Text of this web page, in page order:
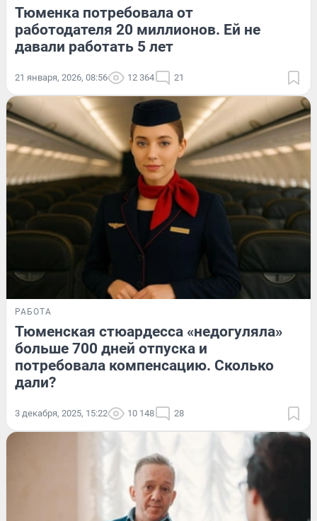
Тюменка потребовала от
работодателя 20 миллионов. Ей не
давали работать 5 лет
21 января, 2026, 08:56 12 364 21
РАБОТА
Тюменская стюардесса «недогуляла»
больше 700 дней отпуска и
потребовала компенсацию. Сколько
дали?
3 декабря, 2025, 15:22 10 148 28